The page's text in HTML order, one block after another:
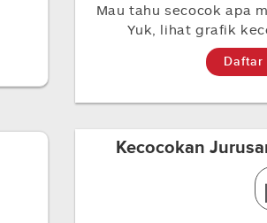
Mau tahu secocok apa
Yuk, lihat grafik
Daftar
Kecocokan